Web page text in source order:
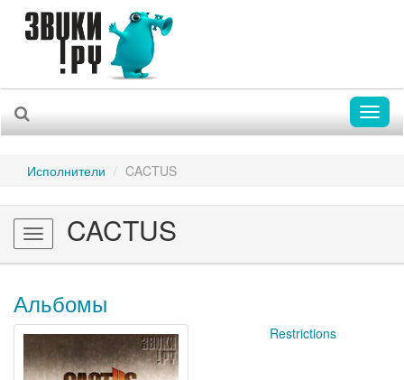
Исполнители CACTUS
Toggle
navigation
CACTUS
Альбомы
Restrictions